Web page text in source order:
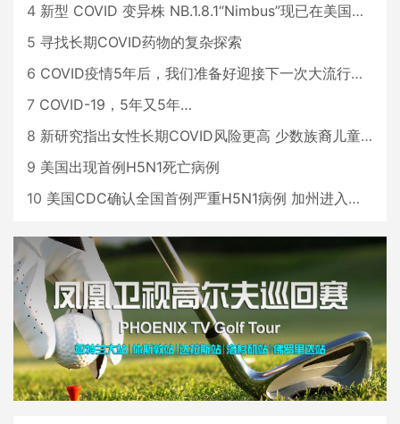
4 新型 COVID 变异株 NB.1.8.1“Nimbus”现已在美国占据主导地位
5 寻找长期COVID药物的复杂探索
6 COVID疫情5年后，我们准备好迎接下一次大流行了吗？
7 COVID-19，5年又5年…
8 新研究指出女性长期COVID风险更高 少数族裔儿童存在差异
9 美国出现首例H5N1死亡病例
10 美国CDC确认全国首例严重H5N1病例 加州进入紧急状态